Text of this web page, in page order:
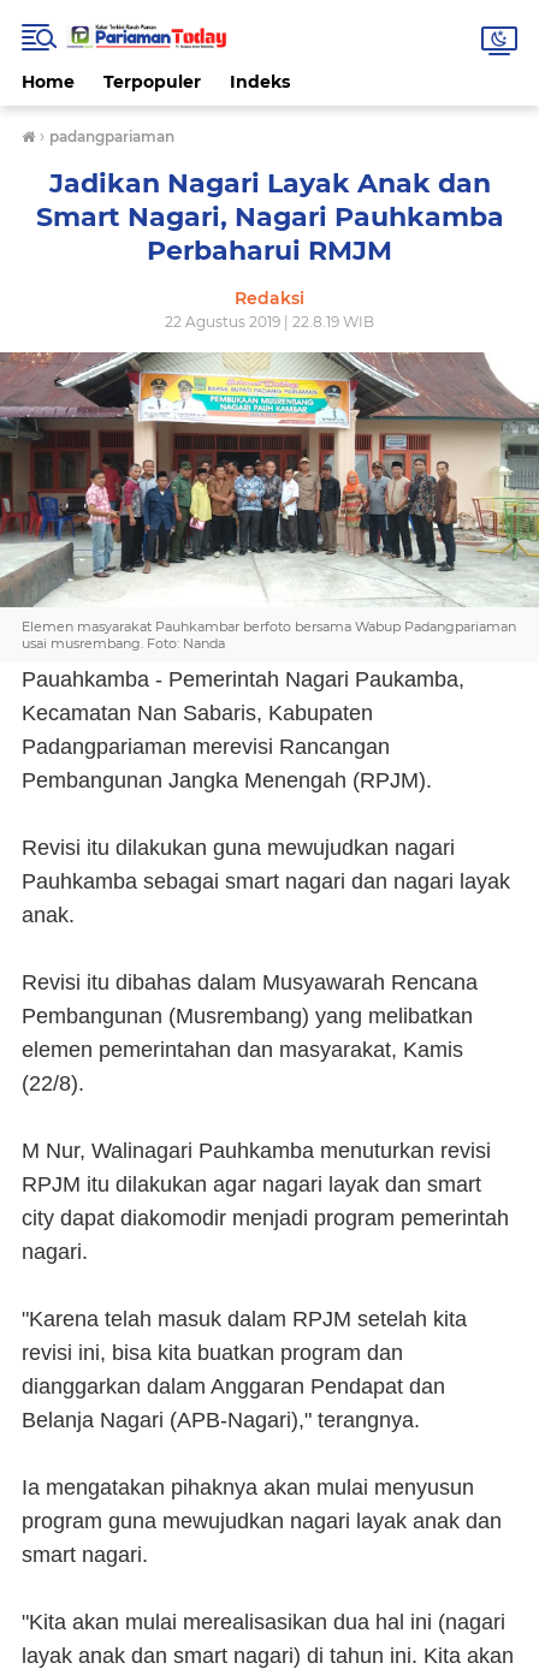
Home Terpopuler Indeks
› padangpariaman
Jadikan Nagari Layak Anak dan
Smart Nagari, Nagari Pauhkamba
Perbaharui RMJM
Redaksi
22 Agustus 2019 | 22.8.19 WIB
Elemen masyarakat Pauhkambar berfoto bersama Wabup Padangpariaman
usai musrembang. Foto: Nanda
Pauahkamba - Pemerintah Nagari Paukamba,
Kecamatan Nan Sabaris, Kabupaten
Padangpariaman merevisi Rancangan
Pembangunan Jangka Menengah (RPJM).
Revisi itu dilakukan guna mewujudkan nagari
Pauhkamba sebagai smart nagari dan nagari layak
anak.
Revisi itu dibahas dalam Musyawarah Rencana
Pembangunan (Musrembang) yang melibatkan
elemen pemerintahan dan masyarakat, Kamis
(22/8).
M Nur, Walinagari Pauhkamba menuturkan revisi
RPJM itu dilakukan agar nagari layak dan smart
city dapat diakomodir menjadi program pemerintah
nagari.
"Karena telah masuk dalam RPJM setelah kita
revisi ini, bisa kita buatkan program dan
dianggarkan dalam Anggaran Pendapat dan
Belanja Nagari (APB-Nagari)," terangnya.
Ia mengatakan pihaknya akan mulai menyusun
program guna mewujudkan nagari layak anak dan
smart nagari.
"Kita akan mulai merealisasikan dua hal ini (nagari
layak anak dan smart nagari) di tahun ini. Kita akan